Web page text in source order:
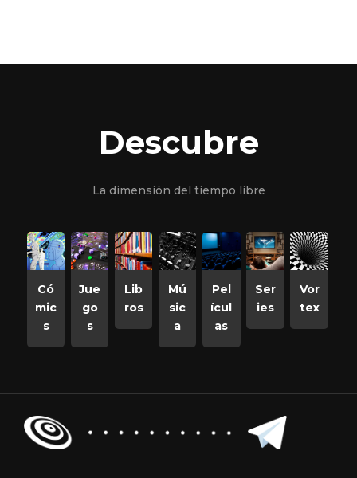
Descubre
La dimensión del tiempo libre
Có
mic
s
Jue
go
s
Lib
ros
Mú
sic
a
Pel
ícul
as
Ser
ies
Vor
tex